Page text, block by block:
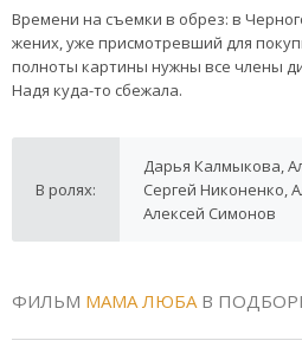
Времени на съемки в обрез: в
жених, уже присмотревший для
полноты картины нужны все члены
Надя куда-то сбежала.
В ролях:
Дарья Калмыкова,
Сергей Никоненко,
Алексей Симонов
ФИЛЬМ МАМА ЛЮБАВ